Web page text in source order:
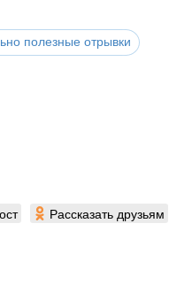
полезные отрывки
Рассказать друзьям